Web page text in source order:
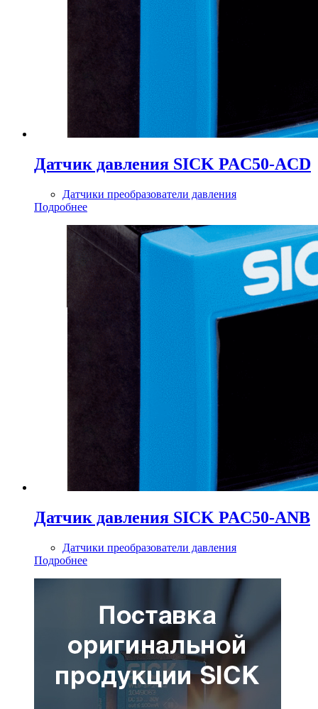
Датчик давления SICK PAC50-ACD
Датчики преобразователи давления
Подробнее
Датчик давления SICK PAC50-ANB
Датчики преобразователи давления
Подробнее